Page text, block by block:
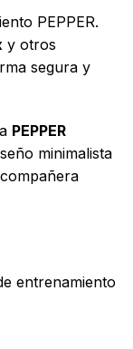
PEPPER.
y otros
segura y
PEPPER
minimalista
entrenamiento